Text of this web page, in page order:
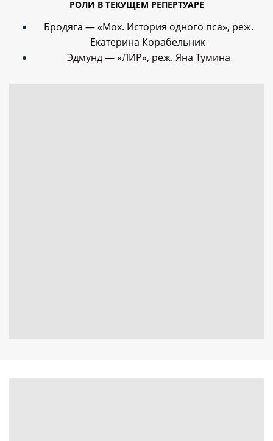
РОЛИ В ТЕКУЩЕМ РЕПЕРТУАРЕ
Бродяга — «Мох. История одного пса», реж.
Екатерина Корабельник
Эдмунд — «ЛИР», реж. Яна Тумина